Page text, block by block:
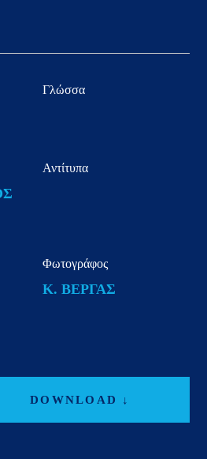
Γλώσσα
Αντίτυπα
Φωτογράφος
Κ. ΒΕΡΓΑΣ
DOWNLOAD ↓